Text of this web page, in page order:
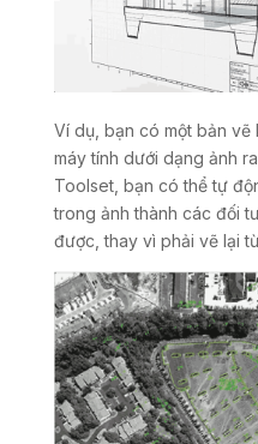
Ví dụ, bạn có một bản
máy tính dưới dạng ảnh
Toolset, bạn có thể tự
trong ảnh thành các đối
được, thay vì phải vẽ lại